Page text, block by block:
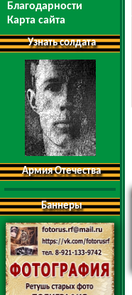
Благодарности
Карта сайта
Узнать солдата
Армия Отечества
Баннеры